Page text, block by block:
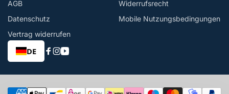
AGB
Widerrufsrecht
Datenschutz
Mobile Nutzungsbedingungen
Vertrag widerrufen
DE
Facebook
Instagram
YouTube